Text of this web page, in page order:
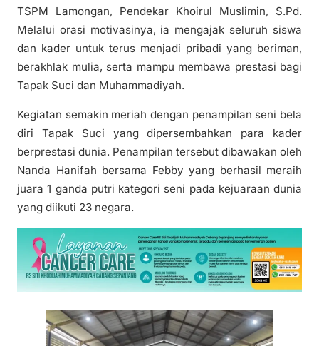
TSPM Lamongan, Pendekar Khoirul Muslimin, S.Pd.
Melalui orasi motivasinya, ia mengajak seluruh siswa
dan kader untuk terus menjadi pribadi yang beriman,
berakhlak mulia, serta mampu membawa prestasi bagi
Tapak Suci dan Muhammadiyah.
Kegiatan semakin meriah dengan penampilan seni bela
diri Tapak Suci yang dipersembahkan para kader
berprestasi dunia. Penampilan tersebut dibawakan oleh
Nanda Hanifah bersama Febby yang berhasil meraih
juara 1 ganda putri kategori seni pada kejuaraan dunia
yang diikuti 23 negara.